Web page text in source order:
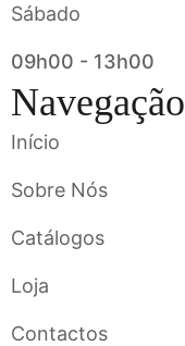
Sábado
09h00 - 13h00
Navegação
Início
Sobre Nós
Catálogos
Loja
Contactos